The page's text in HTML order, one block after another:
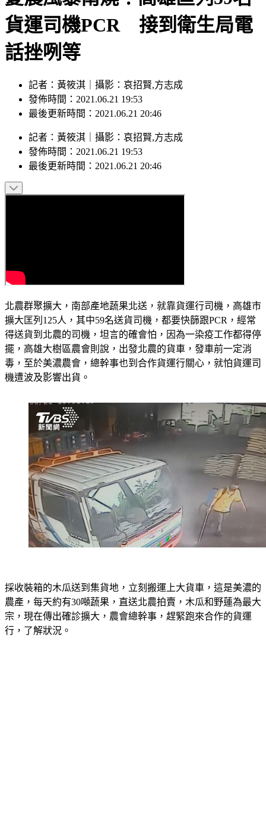
憂農風暴南燒！高雄匡列59名
貨運司機PCR 接到衛生局電
話挫咧等
記者：黃筱淇｜攝影：哀招賢,方志成
發佈時間：2021.06.21 19:53
記者：黃筱淇｜ 攝影：哀招賢,方志成
發佈時間：2021.06.21 19:53
北農群聚擴大，南部產地蔬果北送，就靠貨運行司機，高雄市
擴大匡列125人，其中59名送貨司機，都要快篩跟PCR，經常
得送貨到北農的司機，坦言的確會怕，因為一染疫工作都得停
擺，高雄大樹區農會則說，出發北農的貨車，發車前一定消
毒，至於美濃農會，總幹事也到合作貨運行關心，就怕貨運司
採收裝箱的木瓜送到集貨地，立刻搬運上大貨車，這是美濃的
農產，每天約有30噸蔬果，直送北農拍賣，木瓜和野蓮為最大
宗，現在傳出確診擴大，農會總幹事，趕緊跑來合作的貨運